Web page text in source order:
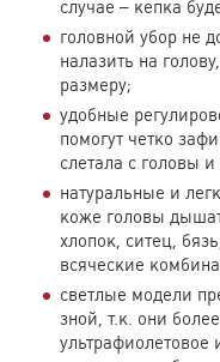
случае – кепка
головной убор не
налазить на
размеру;
удобные
помогут четко
слетала с головы
натуральные и
коже головы
хлопок, ситец,
всяческие
светлые модели
зной, т.к. они